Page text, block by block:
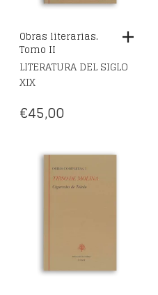
Obras literarias.
Tomo II
LITERATURA DEL SIGLO
XIX
€45,00